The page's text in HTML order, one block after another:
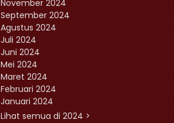
November 2024
September 2024
Agustus 2024
Juli 2024
Juni 2024
Mei 2024
Maret 2024
Februari 2024
Januari 2024
Lihat semua di 2024 >